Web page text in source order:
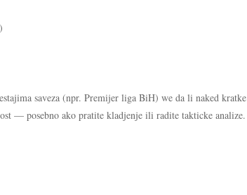
saveza (npr. Premijer liga BiH) we da li naked kratke
— posebno ako pratite kladjenje ili radite takticke analize.